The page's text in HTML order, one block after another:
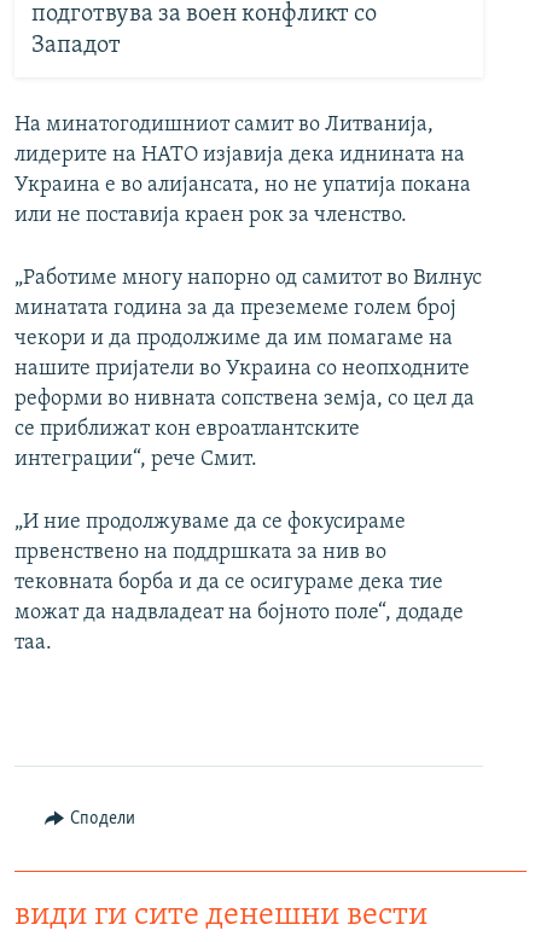
подготвува за воен конфликт со
Западот
На минатогодишниот самит во Литванија,
лидерите на НАТО изјавија дека иднината на
Украина е во алијансата, но не упатија покана
или не поставија краен рок за членство.
„Работиме многу напорно од самитот во Вилнус
минатата година за да преземеме голем број
чекори и да продолжиме да им помагаме на
нашите пријатели во Украина со неопходните
реформи во нивната сопствена земја, со цел да
се приближат кон евроатлантските
интеграции“, рече Смит.
„И ние продолжуваме да се фокусираме
првенствено на поддршката за нив во
тековната борба и да се осигураме дека тие
можат да надвладеат на бојното поле“, додаде
таа.
Сподели
види ги сите денешни вести